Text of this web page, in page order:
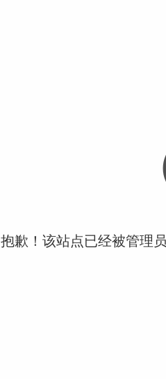
抱歉！该站点已经被管理